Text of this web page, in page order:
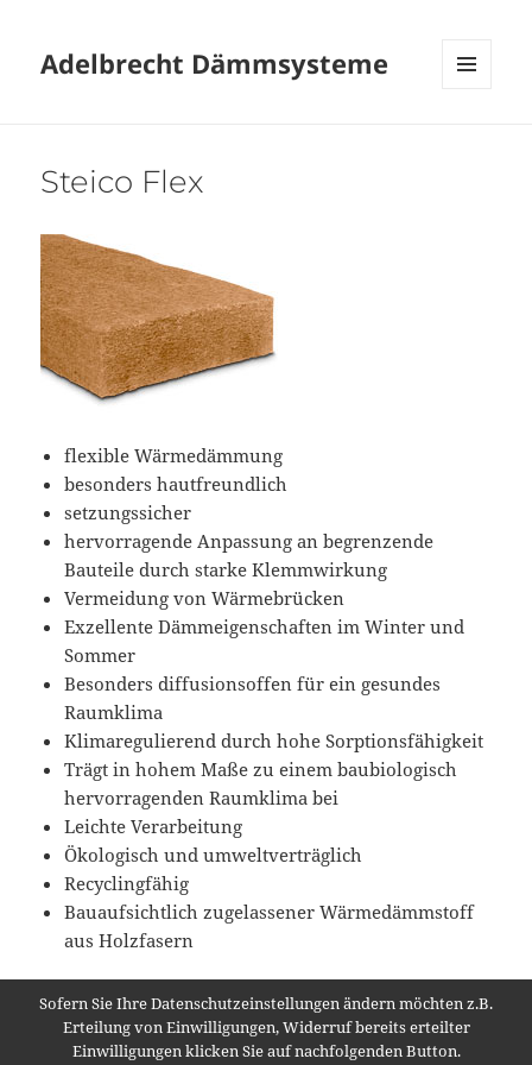
Adelbrecht Dämmsysteme
Steico Flex
flexible Wärmedämmung
besonders hautfreundlich
setzungssicher
hervorragende Anpassung an begrenzende
Bauteile durch starke Klemmwirkung
Vermeidung von Wärmebrücken
Exzellente Dämmeigenschaften im Winter und
Sommer
Besonders diffusionsoffen für ein gesundes
Raumklima
Klimaregulierend durch hohe Sorptionsfähigkeit
Trägt in hohem Maße zu einem baubiologisch
hervorragenden Raumklima bei
Leichte Verarbeitung
Ökologisch und umweltverträglich
Recyclingfähig
Bauaufsichtlich zugelassener Wärmedämmstoff
aus Holzfasern
Datenblatt als PDF
Sofern Sie Ihre Datenschutzeinstellungen ändern möchten z.B.
Erteilung von Einwilligungen, Widerruf bereits erteilter
Einwilligungen klicken Sie auf nachfolgenden Button.